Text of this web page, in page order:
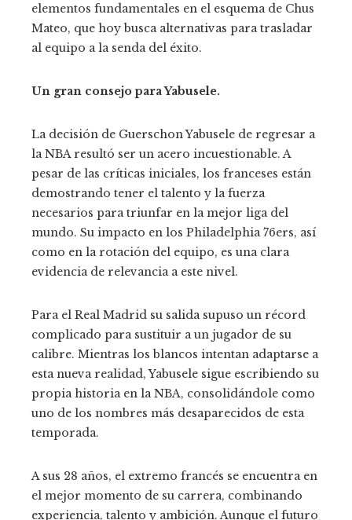
elementos fundamentales en el esquema de Chus
Mateo, que hoy busca alternativas para trasladar
al equipo a la senda del éxito.
Un gran consejo para Yabusele.
La decisión de Guerschon Yabusele de regresar a
la NBA resultó ser un acero incuestionable. A
pesar de las críticas iniciales, los franceses están
demostrando tener el talento y la fuerza
necesarios para triunfar en la mejor liga del
mundo. Su impacto en los Philadelphia 76ers, así
como en la rotación del equipo, es una clara
evidencia de relevancia a este nivel.
Para el Real Madrid su salida supuso un récord
complicado para sustituir a un jugador de su
calibre. Mientras los blancos intentan adaptarse a
esta nueva realidad, Yabusele sigue escribiendo su
propia historia en la NBA, consolidándole como
uno de los nombres más desaparecidos de esta
temporada.
A sus 28 años, el extremo francés se encuentra en
el mejor momento de su carrera, combinando
experiencia, talento y ambición. Aunque el futuro